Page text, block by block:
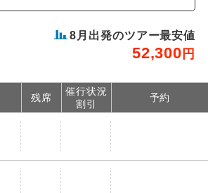
8 月出発のツアー最安値
52,300 円
残席
催行状況
割引
予約